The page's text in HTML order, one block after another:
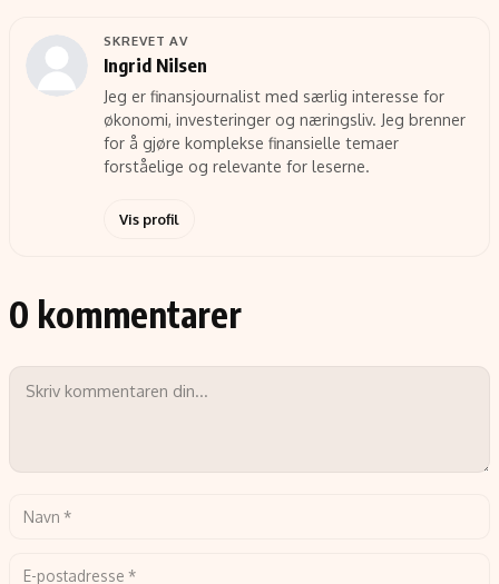
SKREVET AV
Ingrid Nilsen
Jeg er finansjournalist med særlig interesse for
økonomi, investeringer og næringsliv. Jeg brenner
for å gjøre komplekse finansielle temaer
forståelige og relevante for leserne.
Vis profil
0 kommentarer